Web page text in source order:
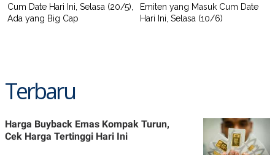
Cum Date Hari Ini, Selasa (20/5),
Ada yang Big Cap
Emiten yang Masuk Cum Date
Hari Ini, Selasa (10/6)
Terbaru
Harga Buyback Emas Kompak Turun,
Cek Harga Tertinggi Hari Ini